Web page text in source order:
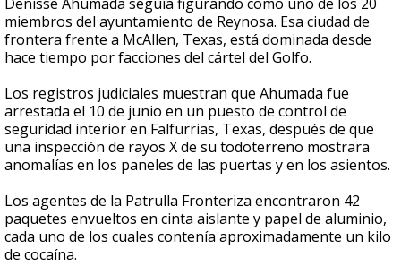
miembros del ayuntamiento de Reynosa. Esa ciudad de
frontera frente a McAllen, Texas, está dominada desde
hace tiempo por facciones del cártel del Golfo.
Los registros judiciales muestran que Ahumada fue
arrestada el 10 de junio en un puesto de control de
seguridad interior en Falfurrias, Texas, después de que
una inspección de rayos X de su todoterreno mostrara
anomalías en los paneles de las puertas y en los asientos.
Los agentes de la Patrulla Fronteriza encontraron 42
paquetes envueltos en cinta aislante y papel de aluminio,
cada uno de los cuales contenía aproximadamente un kilo
de cocaína.